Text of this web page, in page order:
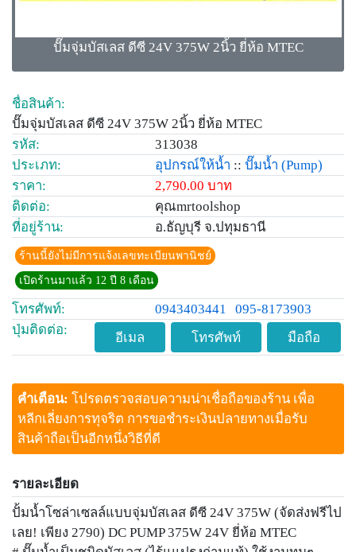
ปั๊มจุ่มบัสเลส ดีซี 24V 375W 2นิ้ว ยี่ห้อ MTEC
ชื่อสินค้า:
ปั๊มจุ่มบัสเลส ดีซี 24V 375W 2นิ้ว ยี่ห้อ MTEC
รหัส:
313038
ประเภท:
อุปกรณ์ให้น้ำ :: ปั๊มน้ำ (Pump)
ราคา:
2,790.00 บาท
ติดต่อ:
คุณmrtoolshop
ที่อยู่ร้าน:
อ.ธัญบุรี จ.ปทุมธานี
ร้านนี้ยังไม่มีการแจ้งเลขทะเบียนพานิชย์
เปิดร้านมาแล้ว 12 ปี 8 เดือน
โทรศัพท์: 0943403441
095-8173903
ปุ่มติดต่อ:
อีเมล โทรศัพท์ มือถือ
คำเตือน: โปรดตรวจสอบความน่าเชื่อถือของร้าน เพื่อ
หลีกเลี่ยงการทุจริต การขอชำระเงินปลายทางเมื่อรับ
สินค้าถือเป็นอีกหนึ่งวิธีที่ดี
รายละเอียด
ปั้มน้ำโซล่าเซลล์แบบจุ่มบัสเลส ดีซี 24V 375W (จัดส่งฟรีไป
เลย! เพียง 2790) DC PUMP 375W 24V ยี่ห้อ MTEC